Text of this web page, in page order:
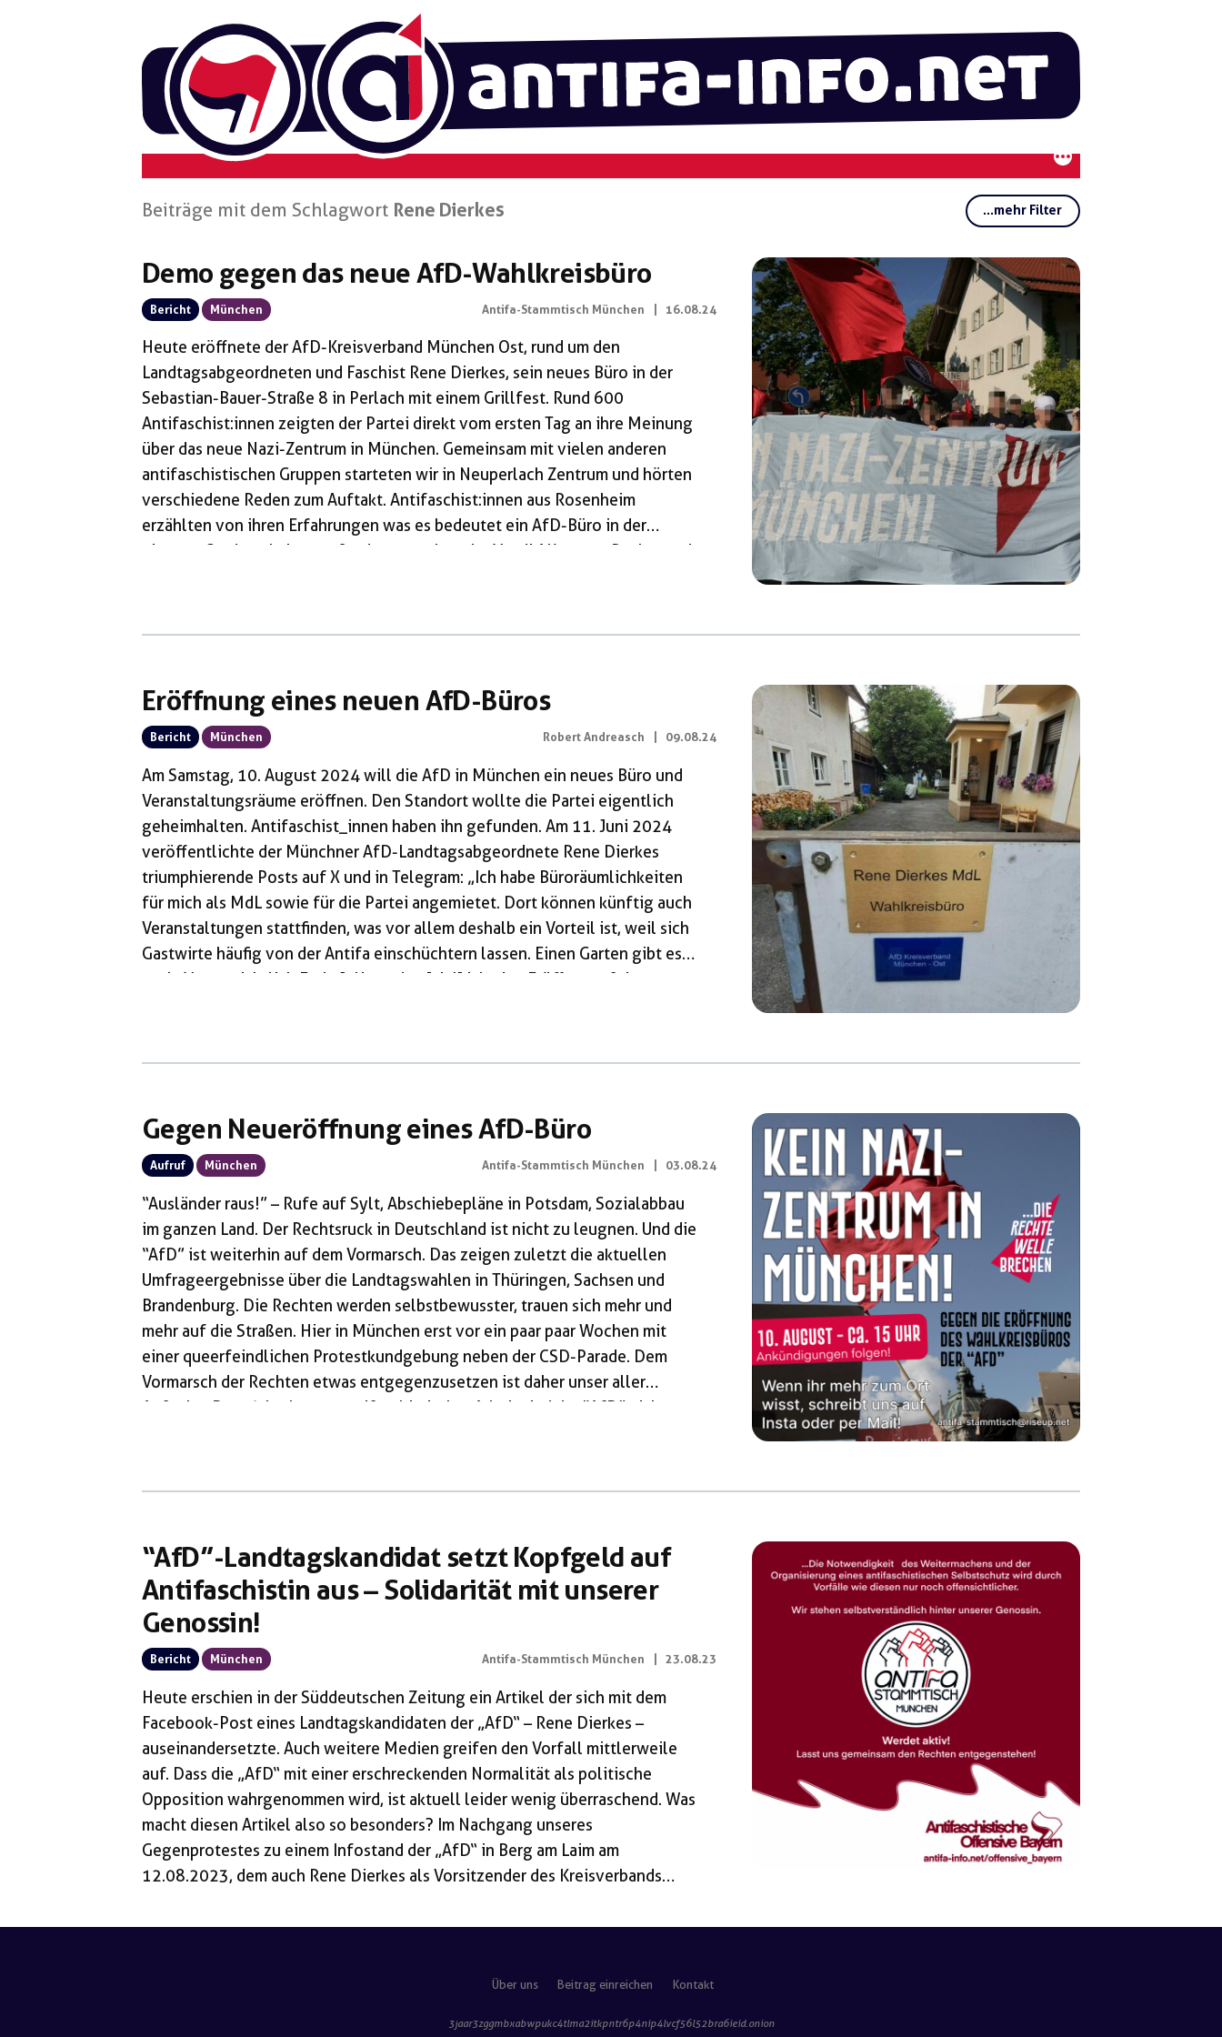
Beiträge mit dem Schlagwort Rene Dierkes ...mehr Filter
Gruppen:Schlagwörter:
Ren
e Di
erke
s
Demo gegen das neue AfD-Wahlkreisbüro
Bericht München Antifa-Stammtisch München 16.08.24
Heute eröffnete der AfD-Kreisverband München Ost, rund um den
Landtagsabgeordneten und Faschist Rene Dierkes, sein neues Büro in der
Sebastian-Bauer-Straße 8 in Perlach mit einem Grillfest. Rund 600
Antifaschist:innen zeigten der Partei direkt vom ersten Tag an ihre Meinung
über das neue Nazi-Zentrum in München. Gemeinsam mit vielen anderen
antifaschistischen Gruppen starteten wir in Neuperlach Zentrum und hörten
verschiedene Reden zum Auftakt. Antifaschist:innen aus Rosenheim
erzählten von ihren Erfahrungen was es bedeutet ein AfD-Büro in der
eigenen Stadt zu haben, außerdem sprachen der Ver.di AK gegen Rechts und
Eröffnung eines neuen AfD-Büros
Bericht München Robert Andreasch 09.08.24
Am Samstag, 10. August 2024 will die AfD in München ein neues Büro und
Veranstaltungsräume eröffnen. Den Standort wollte die Partei eigentlich
geheimhalten. Antifaschist_innen haben ihn gefunden. Am 11. Juni 2024
veröffentlichte der Münchner AfD-Landtagsabgeordnete Rene Dierkes
triumphierende Posts auf X und in Telegram: „Ich habe Büroräumlichkeiten
für mich als MdL sowie für die Partei angemietet. Dort können künftig auch
Veranstaltungen stattfinden, was vor allem deshalb ein Vorteil ist, weil sich
Gastwirte häufig von der Antifa einschüchtern lassen. Einen Garten gibt es
auch. Voraussichtlich Ende Juli werden [sic!] ich eine Eröffnungsfeier
Gegen Neueröffnung eines AfD-Büro
Aufruf München Antifa-Stammtisch München 03.08.24
“Ausländer raus!” – Rufe auf Sylt, Abschiebepläne in Potsdam, Sozialabbau
im ganzen Land. Der Rechtsruck in Deutschland ist nicht zu leugnen. Und die
“AfD” ist weiterhin auf dem Vormarsch. Das zeigen zuletzt die aktuellen
Umfrageergebnisse über die Landtagswahlen in Thüringen, Sachsen und
Brandenburg. Die Rechten werden selbstbewusster, trauen sich mehr und
mehr auf die Straßen. Hier in München erst vor ein paar paar Wochen mit
einer queerfeindlichen Protestkundgebung neben der CSD-Parade. Dem
Vormarsch der Rechten etwas entgegenzusetzen ist daher unser aller
Aufgabe. Dank jahrelanger antifaschistischer Arbeit sind der “AfD” nicht
“AfD”-Landtagskandidat setzt Kopfgeld auf
Antifaschistin aus – Solidarität mit unserer
Genossin!
Bericht München Antifa-Stammtisch München 23.08.23
Heute erschien in der Süddeutschen Zeitung ein Artikel der sich mit dem
Facebook-Post eines Landtagskandidaten der „AfD“ – Rene Dierkes –
auseinandersetzte. Auch weitere Medien greifen den Vorfall mittlerweile
auf. Dass die „AfD“ mit einer erschreckenden Normalität als politische
Opposition wahrgenommen wird, ist aktuell leider wenig überraschend. Was
macht diesen Artikel also so besonders? Im Nachgang unseres
Gegenprotestes zu einem Infostand der „AfD“ in Berg am Laim am
12.08.2023, dem auch Rene Dierkes als Vorsitzender des Kreisverbands
Facebook Seite ein Post. Auf diesem wird mit dem Foto unserer Genossin
Über uns Beitrag einreichen Kontakt
3jaar3zggmbxabwpukc4tlma2itkpntr6p4nip4lvcf56l52bra6ieid.onion